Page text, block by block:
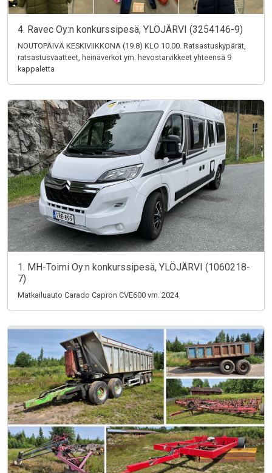
4. Ravec Oy:n konkurssipesä, YLÖJÄRVI (3254146-9)
NOUTOPÄIVÄ KESKIVIIKKONA (19.8) KLO 10.00. Ratsastuskypärät,
ratsastusvaatteet, heinäverkot ym. hevostarvikkeet yhteensä 9
kappaletta
1. MH-Toimi Oy:n konkurssipesä, YLÖJÄRVI (1060218-
7)
Matkailuauto Carado Capron CVE600 vm. 2024